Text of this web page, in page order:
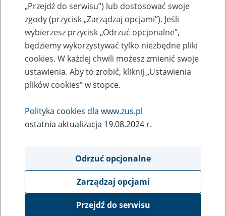
Dni Seniora 2025
15 września
2025
Świadome decyzje – bezpieczny senior
1 – 31 października 2025 r.
„Przejdź do serwisu”) lub dostosować swoje
zgody (przycisk „Zarządzaj opcjami”). Jeśli
wybierzesz przycisk „Odrzuć opcjonalne”,
będziemy wykorzystywać tylko niezbędne pliki
cookies. W każdej chwili możesz zmienić swoje
ustawienia. Aby to zrobić, kliknij „Ustawienia
plików cookies” w stopce.
Polityka cookies dla www.zus.pl
ostatnia aktualizacja 19.08.2024 r.
Odrzuć opcjonalne
Zarządzaj opcjami
Przejdź do serwisu